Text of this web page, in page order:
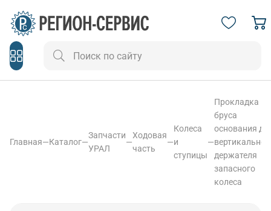
Главная—Каталог—
Запчасти
УРАЛ
—
Ходовая
часть
—
Колеса
и
ступицы
—
Прокладка
бруса
основания
держателя
запасного
колеса